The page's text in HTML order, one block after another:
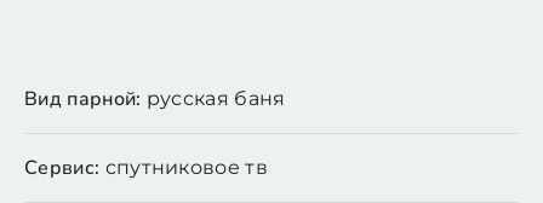
Вид парной: русская баня
Сервис: спутниковое тв